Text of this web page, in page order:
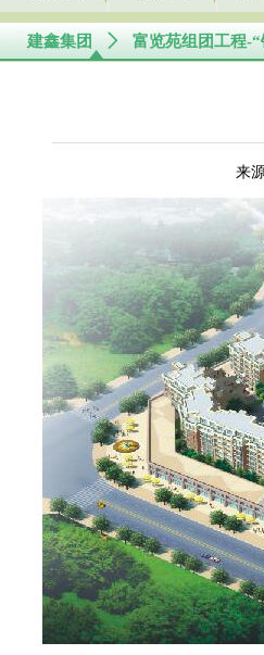
建鑫集团 ꄲ 富览苑组团工程-“
来